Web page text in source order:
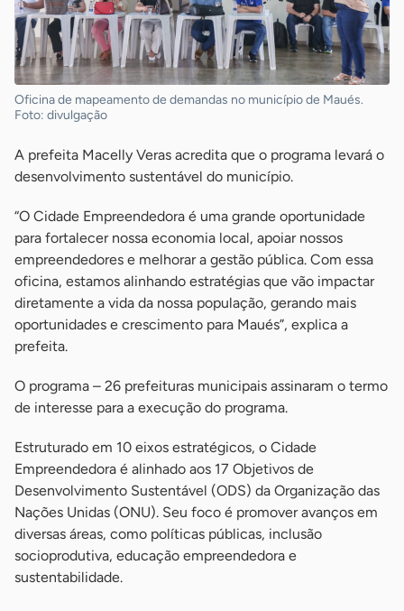
Oficina de mapeamento de demandas no município de Maués.
Foto: divulgação
A prefeita Macelly Veras acredita que o programa levará o
desenvolvimento sustentável do município.
“O Cidade Empreendedora é uma grande oportunidade
para fortalecer nossa economia local, apoiar nossos
empreendedores e melhorar a gestão pública. Com essa
oficina, estamos alinhando estratégias que vão impactar
diretamente a vida da nossa população, gerando mais
oportunidades e crescimento para Maués”, explica a
prefeita.
O programa – 26 prefeituras municipais assinaram o termo
de interesse para a execução do programa.
Estruturado em 10 eixos estratégicos, o Cidade
Empreendedora é alinhado aos 17 Objetivos de
Desenvolvimento Sustentável (ODS) da Organização das
Nações Unidas (ONU). Seu foco é promover avanços em
diversas áreas, como políticas públicas, inclusão
socioprodutiva, educação empreendedora e
sustentabilidade.